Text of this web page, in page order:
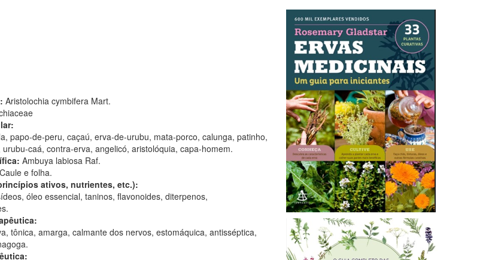
Aristolochia cymbifera Mart.
papo-de-peru, caçaú, erva-de-urubu, mata-porco, calunga, patinho,
caá, contra-erva, angelicó, aristolóquia, capa-homem.
Ambuya labiosa Raf.
Caule e folha.
ativos, nutrientes, etc.):
óleo essencial, taninos, flavonoides, diterpenos,
tônica, amarga, calmante dos nervos, estomáquica, antisséptica,